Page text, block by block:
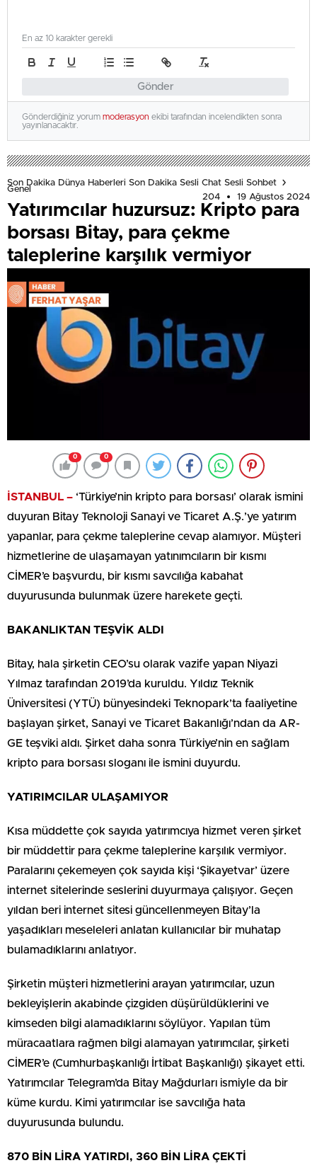
Gönder
En az 10 karakter gerekli
Gönderdiğiniz yorum moderasyon ekibi tarafından incelendikten sonra
yayınlanacaktır.
Son Dakika Dünya Haberleri Son Dakika Sesli Chat Sesli Sohbet
Genel
204
19 Ağustos 2024
Yatırımcılar huzursuz: Kripto para
borsası Bitay, para çekme
taleplerine karşılık vermiyor
0 0
İSTANBUL – ‘Türkiye’nin kripto para borsası’ olarak ismini
duyuran Bitay Teknoloji Sanayi ve Ticaret A.Ş.’ye yatırım
yapanlar, para çekme taleplerine cevap alamıyor. Müşteri
hizmetlerine de ulaşamayan yatınımcıların bir kısmı
CİMER’e başvurdu, bir kısmı savcılığa kabahat
duyurusunda bulunmak üzere harekete geçti.
BAKANLIKTAN TEŞVİK ALDI
Bitay, hala şirketin CEO’su olarak vazife yapan Niyazi
Yılmaz tarafından 2019’da kuruldu. Yıldız Teknik
Üniversitesi (YTÜ) bünyesindeki Teknopark’ta faaliyetine
başlayan şirket, Sanayi ve Ticaret Bakanlığı’ndan da AR-
GE teşviki aldı. Şirket daha sonra Türkiye’nin en sağlam
kripto para borsası sloganı ile ismini duyurdu.
YATIRIMCILAR ULAŞAMIYOR
Kısa müddette çok sayıda yatırımcıya hizmet veren şirket
bir müddettir para çekme taleplerine karşılık vermiyor.
Paralarını çekemeyen çok sayıda kişi ‘Şikayetvar’ üzere
internet sitelerinde seslerini duyurmaya çalışıyor. Geçen
yıldan beri internet sitesi güncellenmeyen Bitay’la
yaşadıkları meseleleri anlatan kullanıcılar bir muhatap
bulamadıklarını anlatıyor.
Şirketin müşteri hizmetlerini arayan yatırımcılar, uzun
bekleyişlerin akabinde çizgiden düşürüldüklerini ve
kimseden bilgi alamadıklarını söylüyor. Yapılan tüm
müracaatlara rağmen bilgi alamayan yatırımcılar, şirketi
CİMER’e (Cumhurbaşkanlığı İrtibat Başkanlığı) şikayet etti.
Yatırımcılar Telegram’da Bitay Mağdurları ismiyle da bir
küme kurdu. Kimi yatırımcılar ise savcılığa hata
duyurusunda bulundu.
870 BİN LİRA YATIRDI, 360 BİN LİRA ÇEKTİ